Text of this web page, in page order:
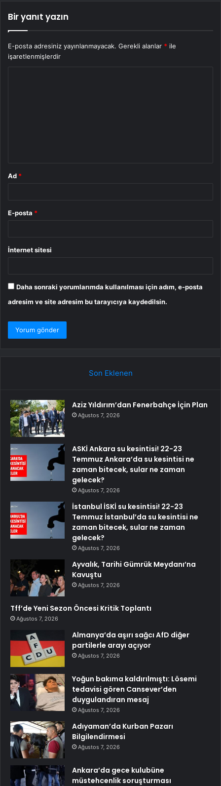
Bir yanıt yazın
E-posta adresiniz yayınlanmayacak. Gerekli alanlar * ile
işaretlenmişlerdir
Ad *
E-posta *
İnternet sitesi
Daha sonraki yorumlarımda kullanılması için adım, e-posta
adresim ve site adresim bu tarayıcıya kaydedilsin.
Son Eklenen
Aziz Yıldırım’dan Fenerbahçe İçin Plan
Ağustos 7, 2026
ASKİ Ankara su kesintisi! 22-23
Temmuz Ankara’da su kesintisi ne
zaman bitecek, sular ne zaman
gelecek?
Ağustos 7, 2026
İstanbul İSKİ su kesintisi! 22-23
Temmuz İstanbul’da su kesintisi ne
zaman bitecek, sular ne zaman
gelecek?
Ağustos 7, 2026
Ayvalık, Tarihi Gümrük Meydanı’na
Kavuştu
Ağustos 7, 2026
Tff’de Yeni Sezon Öncesi Kritik Toplantı
Ağustos 7, 2026
Almanya’da aşırı sağcı AfD diğer
partilerle arayı açıyor
Ağustos 7, 2026
Yoğun bakıma kaldırılmıştı: Lösemi
tedavisi gören Cansever’den
duygulandıran mesaj
Ağustos 7, 2026
Adıyaman’da Kurban Pazarı
Bilgilendirmesi
Ağustos 7, 2026
Ankara’da gece kulubüne
müstehcenlik soruşturması